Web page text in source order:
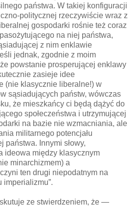
państwa. W takiej konfiguracji
politycznej rzeczywiście wraz z
gospodarki rośnie też coraz
na niej państwa,
z nim enklawie
jednak, zgodnie z moim
powstanie prosperującej enklawy
zasieje idee
(nie klasycznie liberalne!) w
sąsiadujących państw, wówczas
że mieszkańcy ci będą dążyć do
społeczeństwa i utrzymującej
na bazie nie wzmacniania, ale
militarnego potencjału
państwa. Innymi słowy,
ideowa między klasycznym
minarchizmem) a
ten drugi niepodatnym na
imperializmu”.
ze stwierdzeniem, że —